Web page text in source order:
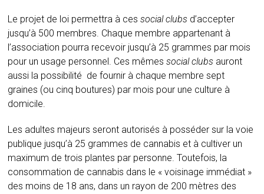
Le projet de loi permettra à cessocial clubs d’accepter
jusqu’à 500 membres. Chaque membre appartenant à
l’association pourra recevoir jusqu’à 25 grammes par mois
pour un usage personnel. Ces mêmessocial clubs auront
aussi la possibilité de fournir à chaque membre sept
graines (ou cinq boutures) par mois pour une culture à
domicile.
Les adultes majeurs seront autorisés à posséder sur la voie
publique jusqu’à 25 grammes de cannabis et à cultiver un
maximum de trois plantes par personne. Toutefois, la
consommation de cannabis dans le « voisinage immédiat »
des moins de 18 ans, dans un rayon de 200 mètres des